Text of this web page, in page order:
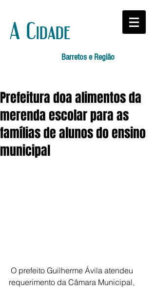
A Cidade
Barretos e Região
Prefeitura doa alimentos da
merenda escolar para as
famílias de alunos do ensino
municipal
requerimento da Câmara Municipal,